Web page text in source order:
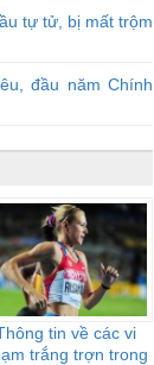
tự tử, bị mất trộm
đầu năm Chính
tin về các vi
trắng trợn trong